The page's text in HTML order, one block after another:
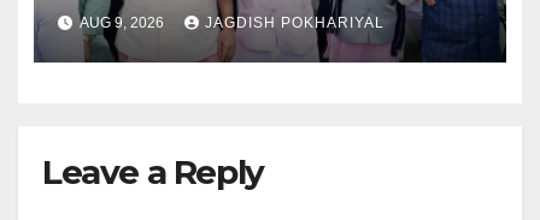
AUG 9, 2026 JAGDISH POKHARIYAL
Leave a Reply